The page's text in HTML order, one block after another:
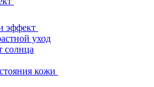
эффект
уход
солнца
кожи